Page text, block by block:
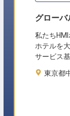
グロー
私たち
ホテルを
サービス
東京都